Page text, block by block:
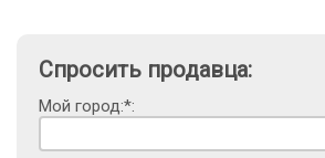
Спросить продавца:
Мой город:*: